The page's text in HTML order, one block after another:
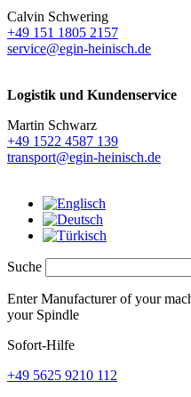
Calvin Schwering
+49 151 1805 2157
service@egin-heinisch.de
Logistik und Kundenservice
Martin Schwarz
+49 1522 4587 139
transport@egin-heinisch.de
Suche
Enter Manufacturer of your
your Spindle
Sofort-Hilfe
+49 5625 9210 112